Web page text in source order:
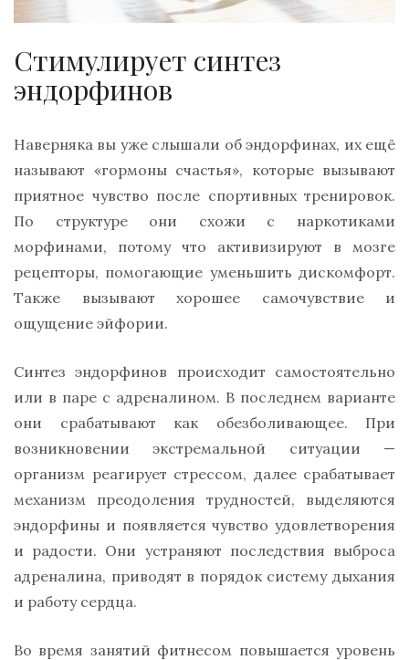
Стимулирует синтез
эндорфинов
Наверняка вы уже слышали об эндорфинах, их ещё
называют «гормоны счастья», которые вызывают
приятное чувство после спортивных тренировок.
По структуре они схожи с наркотиками
морфинами, потому что активизируют в мозге
рецепторы, помогающие уменьшить дискомфорт.
Также вызывают хорошее самочувствие и
ощущение эйфории.
Синтез эндорфинов происходит самостоятельно
или в паре с адреналином. В последнем варианте
они срабатывают как обезболивающее. При
возникновении экстремальной ситуации —
организм реагирует стрессом, далее срабатывает
механизм преодоления трудностей, выделяются
эндорфины и появляется чувство удовлетворения
и радости. Они устраняют последствия выброса
адреналина, приводят в порядок систему дыхания
и работу сердца.
Во время занятий фитнесом повышается уровень